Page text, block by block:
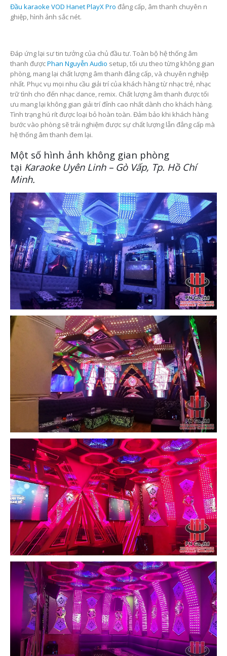
Đầu karaoke VOD Hanet PlayX Pro đẳng cấp, âm thanh chuyên n
ghiệp, hình ảnh sắc nét.
Đáp ứng lại sư tin tưởng của chủ đầu tư. Toàn bộ hệ thống âm
thanh được
Phan Nguyễn Audio
setup, tối ưu theo từng không gian
phòng, mang lại chất lượng âm thanh đẳng cấp, và chuyên nghiệp
nhất. Phục vụ mọi nhu cầu giải trí của khách hàng từ nhạc trẻ, nhạc
trữ tình cho đến nhạc dance, remix. Chất lượng âm thanh được tối
ưu mang lại không gian giải trí đỉnh cao nhất dành cho khách hàng.
Tình trạng hú rít được loại bỏ hoàn toàn. Đảm bảo khi khách hàng
bước vào phòng sẽ trải nghiệm được sự chất lượng lẫn đẳng cấp mà
hệ thống âm thanh đem lại.
Một số hình ảnh không gian phòng
tạiKaraoke Uyên Linh – Gò Vấp, Tp. Hồ Chí
Minh.